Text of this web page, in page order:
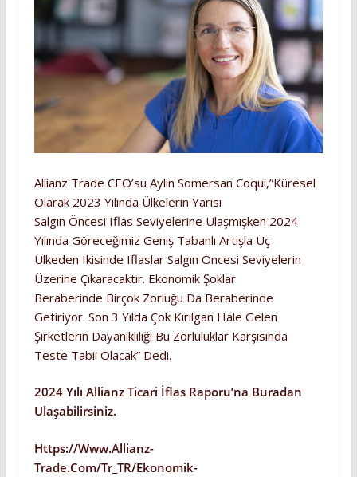
Allianz Trade CEO’su Aylin Somersan Coqui,”Küresel
Olarak 2023 Yılında Ülkelerin Yarısı
Salgın Öncesi Iflas Seviyelerine Ulaşmışken 2024
Yılında Göreceğimiz Geniş Tabanlı Artışla Üç
Ülkeden Ikisinde Iflaslar Salgın Öncesi Seviyelerin
Üzerine Çıkaracaktır. Ekonomik Şoklar
Beraberinde Birçok Zorluğu Da Beraberinde
Getiriyor. Son 3 Yılda Çok Kırılgan Hale Gelen
Şirketlerin Dayanıklılığı Bu Zorluluklar Karşısında
Teste Tabii Olacak” Dedi.
2024 Yılı Allianz Ticari İflas Raporu’na Buradan
Ulaşabilirsiniz.
Https://www.allianz-
Trade.com/tr_TR/ekonomik-